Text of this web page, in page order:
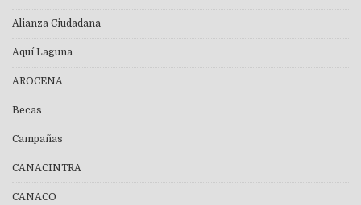
Alianza Ciudadana
Aquí Laguna
AROCENA
Becas
Campañas
CANACINTRA
CANACO